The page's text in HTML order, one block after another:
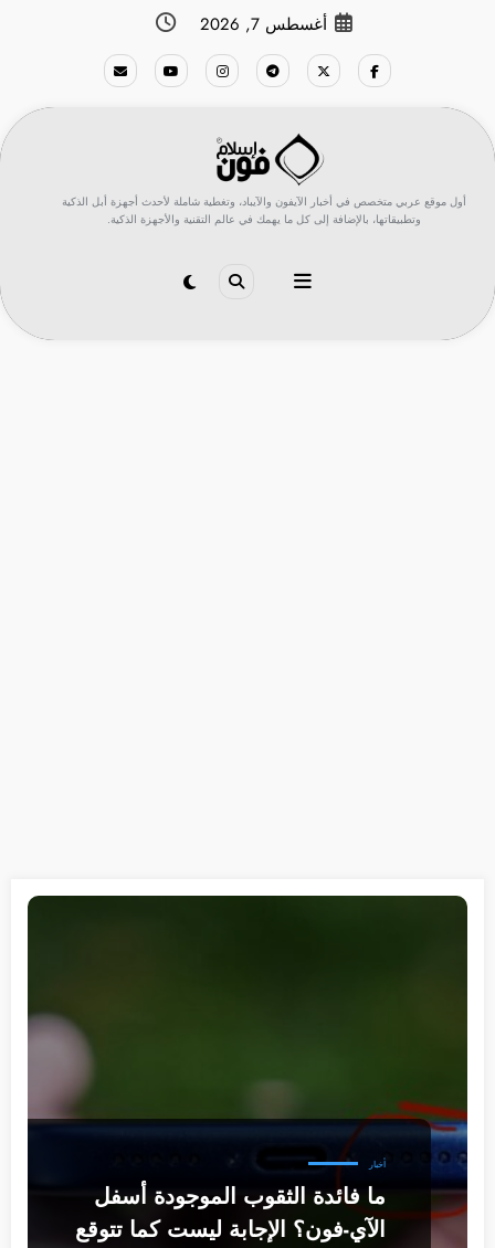
أغسطس 7, 2026
أول موقع عربي متخصص في أخبار الآيفون والآيباد، وتغطية شاملة لأحدث أجهزة أبل الذكية
وتطبيقاتها، بالإضافة إلى كل ما يهمك في عالم التقنية والأجهزة الذكية.
أخبار
ما فائدة الثقوب الموجودة أسفل
الآي-فون؟ الإجابة ليست كما تتوقع